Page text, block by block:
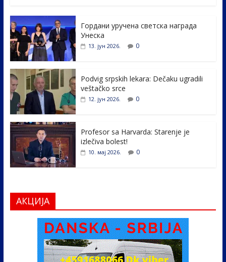
e
b
o
o
k
itt
er e
dI
e
Гордани уручена светска награда
Унеска
13. јун 2026. 0
Podvig srpskih lekara: Dečaku ugradili
veštačko srce
12. јун 2026. 0
Profesor sa Harvarda: Starenje je
izlečiva bolest!
10. мај 2026. 0
АКЦИЈА